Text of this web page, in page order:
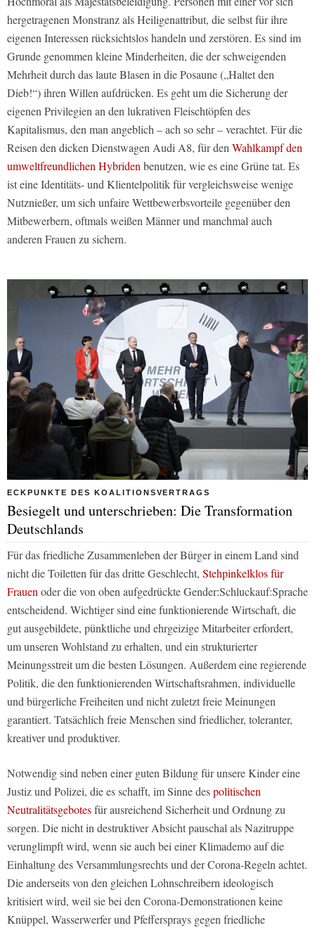
hergetragenen Monstranz als Heiligenattribut, die selbst für ihre
eigenen Interessen rücksichtslos handeln und zerstören. Es sind im
Grunde genommen kleine Minderheiten, die der schweigenden
Mehrheit durch das laute Blasen in die Posaune („Haltet den
Dieb!“) ihren Willen aufdrücken. Es geht um die Sicherung der
eigenen Privilegien an den lukrativen Fleischtöpfen des
Kapitalismus, den man angeblich – ach so sehr – verachtet. Für die
Reisen den dicken Dienstwagen Audi A8, für den Wahlkampf den
umweltfreundlichen Hybriden benutzen, wie es eine Grüne tat. Es
ist eine Identitäts- und Klientelpolitik für vergleichsweise wenige
Nutznießer, um sich unfaire Wettbewerbsvorteile gegenüber den
Mitbewerbern, oftmals weißen Männer und manchmal auch
anderen Frauen zu sichern.
ECKPUNKTE DES KOALITIONSVERTRAGS
Besiegelt und unterschrieben: Die Transformation
Deutschlands
Für das friedliche Zusammenleben der Bürger in einem Land sind
nicht die Toiletten für das dritte Geschlecht, Stehpinkelklos für
Frauen oder die von oben aufgedrückte Gender:Schluckauf:Sprache
entscheidend. Wichtiger sind eine funktionierende Wirtschaft, die
gut ausgebildete, pünktliche und ehrgeizige Mitarbeiter erfordert,
um unseren Wohlstand zu erhalten, und ein strukturierter
Meinungsstreit um die besten Lösungen. Außerdem eine regierende
Politik, die den funktionierenden Wirtschaftsrahmen, individuelle
und bürgerliche Freiheiten und nicht zuletzt freie Meinungen
garantiert. Tatsächlich freie Menschen sind friedlicher, toleranter,
kreativer und produktiver.
Notwendig sind neben einer guten Bildung für unsere Kinder eine
Justiz und Polizei, die es schafft, im Sinne despolitischen
Neutralitätsgebotesfür ausreichend Sicherheit und Ordnung zu
sorgen. Die nicht in destruktiver Absicht pauschal als Nazitruppe
verunglimpft wird, wenn sie auch bei einer Klimademo auf die
Einhaltung des Versammlungsrechts und der Corona-Regeln achtet.
Die anderseits von den gleichen Lohnschreibern ideologisch
kritisiert wird, weil sie bei den Corona-Demonstrationen keine
Knüppel, Wasserwerfer und Pfeffersprays gegen friedliche